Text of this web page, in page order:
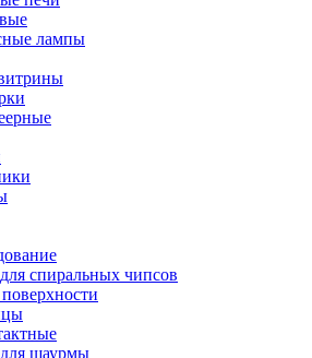
лампы
спиральных чипсов
шаурмы